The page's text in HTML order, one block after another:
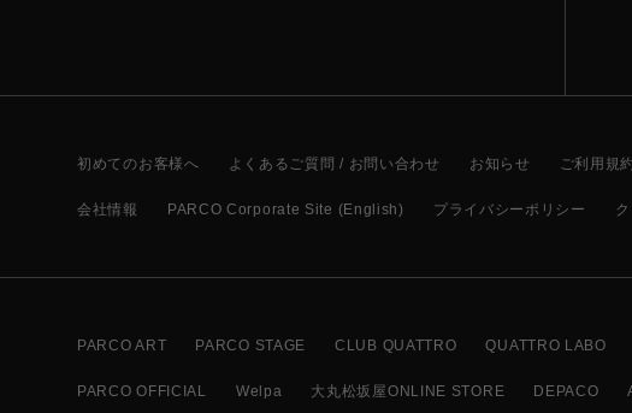
初めてのお客様へ よくあるご質問 / お問い合わせ お知らせ ご利用規約
会社情報 PARCO Corporate Site (English) プライバシーポリシー
PARCO ART PARCO STAGE CLUB QUATTRO QUATTRO LABO
PARCO OFFICIAL Welpa 大丸松坂屋ONLINE STORE DEPACO